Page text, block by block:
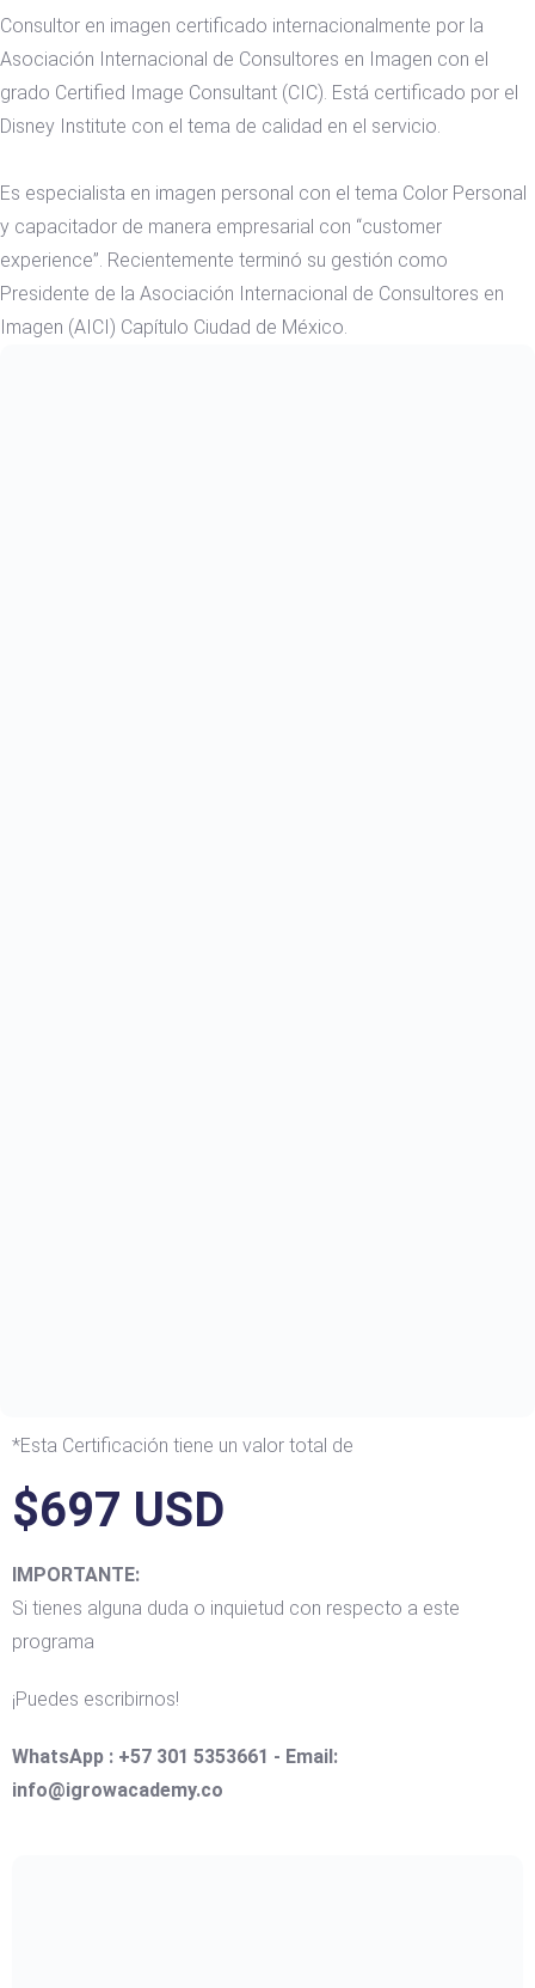
Consultor en imagen certificado internacionalmente por la
Asociación Internacional de Consultores en Imagen con el
grado Certified Image Consultant (CIC). Está certificado por el
Disney Institute con el tema de calidad en el servicio.
Es especialista en imagen personal con el tema Color Personal
y capacitador de manera empresarial con “customer
experience”. Recientemente terminó su gestión como
Presidente de la Asociación Internacional de Consultores en
Imagen (AICI) Capítulo Ciudad de México.
*Esta Certificación tiene un valor total de
$697 USD
IMPORTANTE:
Si tienes alguna duda o inquietud con respecto a este
programa
¡Puedes escribirnos!
WhatsApp : +57 301 5353661 - Email:
info@igrowacademy.co